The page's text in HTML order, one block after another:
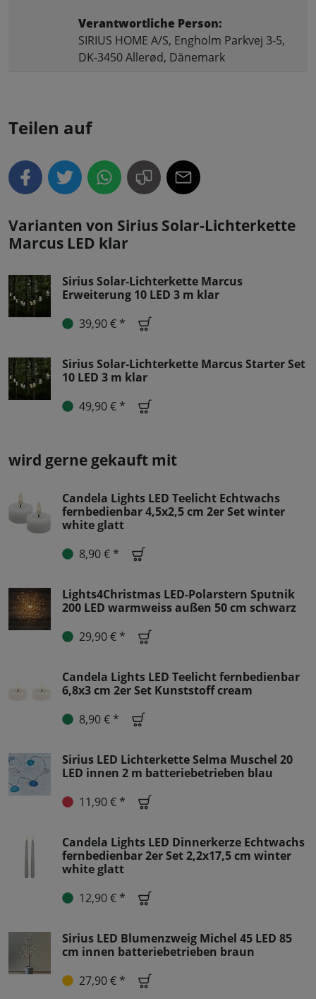
Verantwortliche Person:
SIRIUS HOME A/S, Engholm Parkvej 3-5,
DK-3450 Allerød, Dänemark
Teilen auf
Varianten von Sirius Solar-Lichterkette
Marcus LED klar
Sirius Solar-Lichterkette Marcus
Erweiterung 10 LED 3 m klar
39,90 € *
Sirius Solar-Lichterkette Marcus Starter Set
10 LED 3 m klar
49,90 € *
wird gerne gekauft mit
Candela Lights LED Teelicht Echtwachs
fernbedienbar 4,5x2,5 cm 2er Set winter
white glatt
8,90 € *
Lights4Christmas LED-Polarstern Sputnik
200 LED warmweiss außen 50 cm schwarz
29,90 € *
Candela Lights LED Teelicht fernbedienbar
6,8x3 cm 2er Set Kunststoff cream
8,90 € *
Sirius LED Lichterkette Selma Muschel 20
LED innen 2 m batteriebetrieben blau
11,90 € *
Candela Lights LED Dinnerkerze Echtwachs
fernbedienbar 2er Set 2,2x17,5 cm winter
white glatt
12,90 € *
Sirius LED Blumenzweig Michel 45 LED 85
cm innen batteriebetrieben braun
27,90 € *